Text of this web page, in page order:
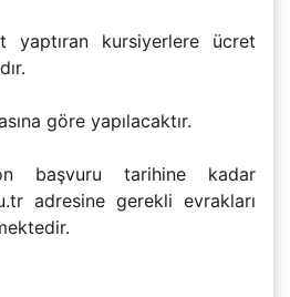
yaptıran kursiyerlere ücret
göre yapılacaktır.
başvuru tarihine kadar
adresine gerekli evrakları